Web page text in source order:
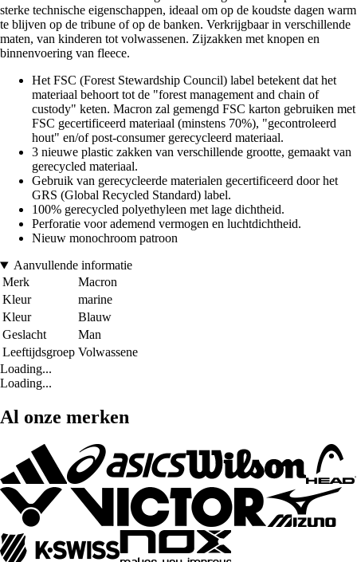
sterke technische eigenschappen, ideaal om op de koudste dagen warm
te blijven op de tribune of op de banken. Verkrijgbaar in verschillende
maten, van kinderen tot volwassenen. Zijzakken met knopen en
binnenvoering van fleece.
Het FSC (Forest Stewardship Council) label betekent dat het
materiaal behoort tot de "forest management and chain of
custody" keten. Macron zal gemengd FSC karton gebruiken met
FSC gecertificeerd materiaal (minstens 70%), "gecontroleerd
hout" en/of post-consumer gerecycleerd materiaal.
3 nieuwe plastic zakken van verschillende grootte, gemaakt van
gerecycled materiaal.
Gebruik van gerecycleerde materialen gecertificeerd door het
GRS (Global Recycled Standard) label.
100% gerecycled polyethyleen met lage dichtheid.
Perforatie voor ademend vermogen en luchtdichtheid.
Nieuw monochroom patroon
Aanvullende informatie
Merk
Macron
Kleur
marine
Kleur
Blauw
Geslacht
Man
Leeftijdsgroep Volwassene
Loading...
Loading...
Al onze merken